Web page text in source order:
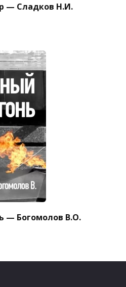
— Сладков Н.И.
— Богомолов В.О.